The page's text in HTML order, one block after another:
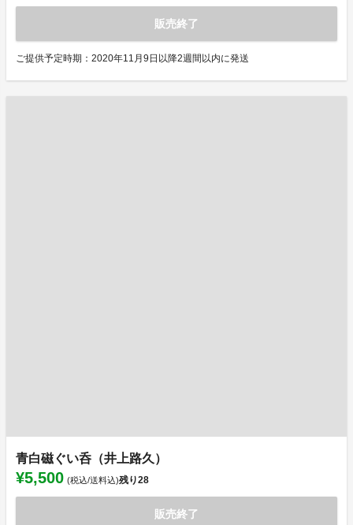
販売終了
ご提供予定時期：2020年11月9日以降2週間以内に発送
青白磁ぐい呑（井上路久）
¥5,500 (税込/送料込)残り28
販売終了